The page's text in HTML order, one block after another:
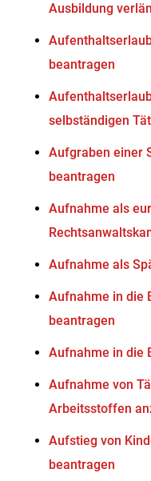
Ausbildung
beantragen
selbständigen
Aufgraben einer
beantragen
Aufnahme als
Aufnahme als
Aufnahme in die
beantragen
Aufnahme in die
Aufnahme von
Arbeitsstoffen
Aufstieg von
beantragen